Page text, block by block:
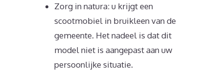
Zorg in natura: u krijgt een
scootmobiel in bruikleen van de
gemeente. Het nadeel is dat dit
model niet is aangepast aan uw
persoonlijke situatie.